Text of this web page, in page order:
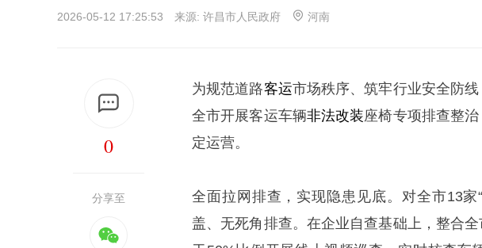
2026-05-12 17:25:53 来源: 许昌市人民政府 河南
0
分享至
为规范道路客运市场秩序、筑牢行业安全防线
全市开展客运车辆非法改装座椅专项排查整
定运营。
全面拉网排查，实现隐患见底。对全市13
盖、无死角排查。在企业自查基础上，整合